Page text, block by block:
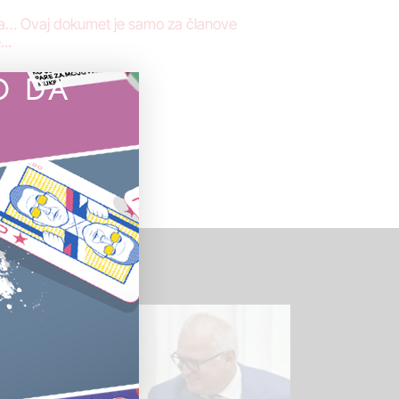
Ovaj dokumet je samo za članove
DA